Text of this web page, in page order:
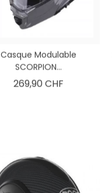
Casque Modulable
SCORPION...
269,90 CHFPrix